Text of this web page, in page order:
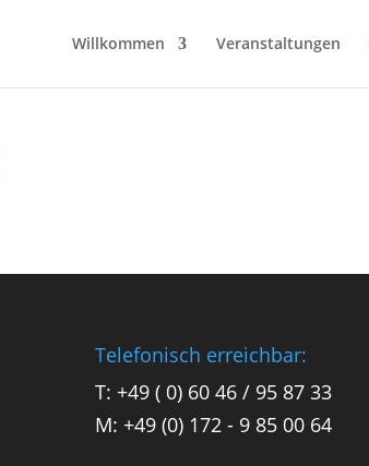
Willkommen Veranstaltungen
Telefonisch erreichbar:
T: +49 ( 0) 60 46 / 95 87 33
M: +49 (0) 172 - 9 85 00 64